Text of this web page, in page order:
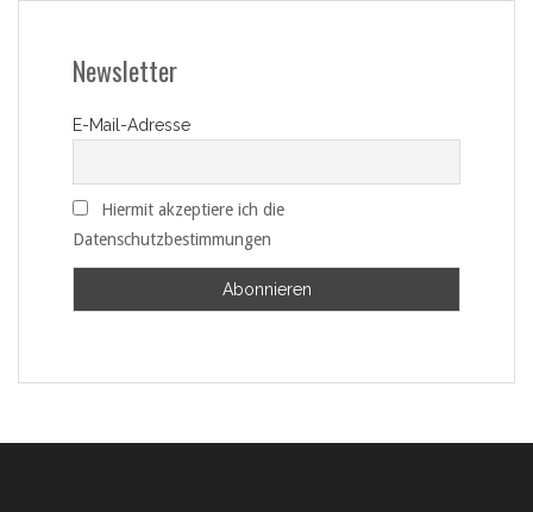
Newsletter
E-Mail-Adresse
Hiermit akzeptiere ich die
Datenschutzbestimmungen